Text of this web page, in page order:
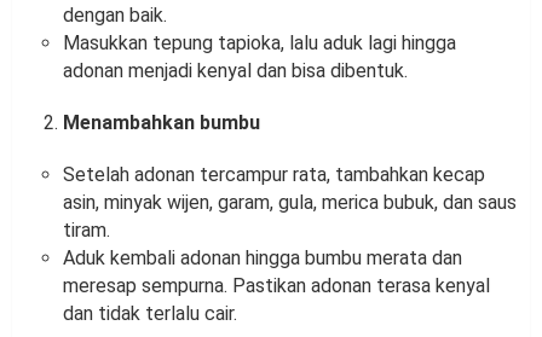
dengan baik.
Masukkan tepung tapioka, lalu aduk lagi hingga
adonan menjadi kenyal dan bisa dibentuk.
Menambahkan bumbu
Setelah adonan tercampur rata, tambahkan kecap
asin, minyak wijen, garam, gula, merica bubuk, dan saus
tiram.
Aduk kembali adonan hingga bumbu merata dan
meresap sempurna. Pastikan adonan terasa kenyal
dan tidak terlalu cair.